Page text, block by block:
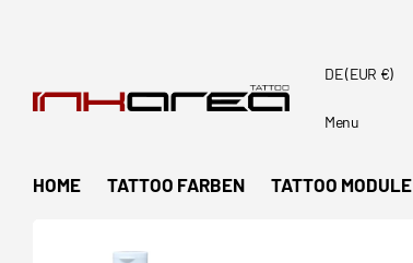
DE (EUR €)
Menu
HOME TATTOO FARBEN TATTOO MODULE